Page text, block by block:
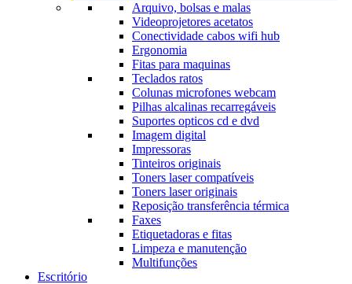
Arquivo, bolsas e malas
Videoprojetores acetatos
Conectividade cabos wifi hub
Ergonomia
Fitas para maquinas
Teclados ratos
Colunas microfones webcam
Pilhas alcalinas recarregáveis
Suportes opticos cd e dvd
Imagem digital
Impressoras
Tinteiros originais
Toners laser compatíveis
Toners laser originais
Reposição transferência térmica
Faxes
Etiquetadoras e fitas
Limpeza e manutenção
Multifunções
Escritório